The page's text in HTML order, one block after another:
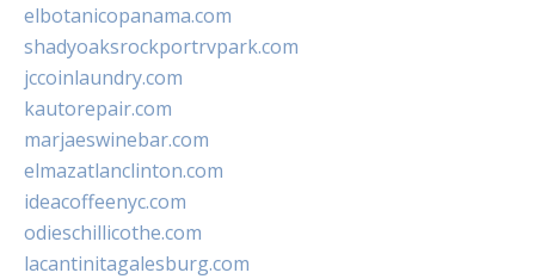
elbotanicopanama.com
shadyoaksrockportrvpark.com
jccoinlaundry.com
kautorepair.com
marjaeswinebar.com
elmazatlanclinton.com
ideacoffeenyc.com
odieschillicothe.com
lacantinitagalesburg.com